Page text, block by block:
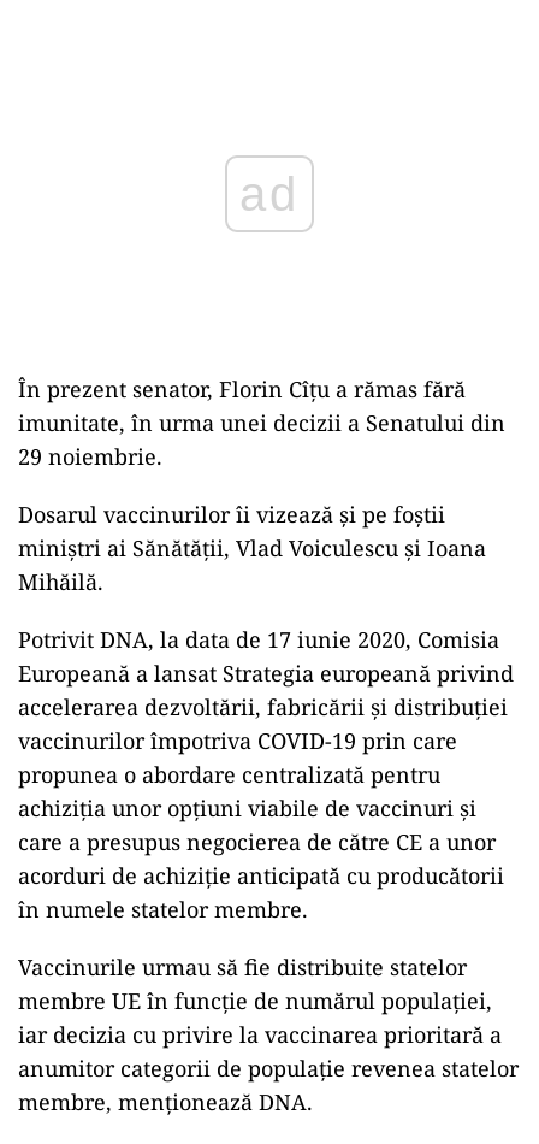
În prezent senator, Florin Cîţu a rămas fără
imunitate, în urma unei decizii a Senatului din
29 noiembrie.
Dosarul vaccinurilor îi vizează şi pe foştii
miniştri ai Sănătăţii, Vlad Voiculescu şi Ioana
Mihăilă.
Potrivit DNA, la data de 17 iunie 2020, Comisia
Europeană a lansat Strategia europeană privind
accelerarea dezvoltării, fabricării şi distribuţiei
vaccinurilor împotriva COVID-19 prin care
propunea o abordare centralizată pentru
achiziţia unor opţiuni viabile de vaccinuri şi
care a presupus negocierea de către CE a unor
acorduri de achiziţie anticipată cu producătorii
în numele statelor membre.
Vaccinurile urmau să fie distribuite statelor
membre UE în funcţie de numărul populaţiei,
iar decizia cu privire la vaccinarea prioritară a
anumitor categorii de populaţie revenea statelor
membre, menţionează DNA.